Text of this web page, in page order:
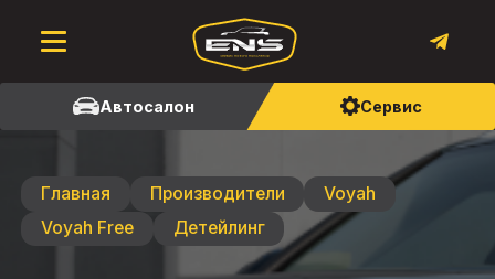
Автосалон Сервис
Главная Производители
Voyah
Voyah Free
Детейлинг